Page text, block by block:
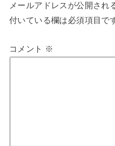
メールアドレスが公開され
付いている欄は必須項目で
コメント ※